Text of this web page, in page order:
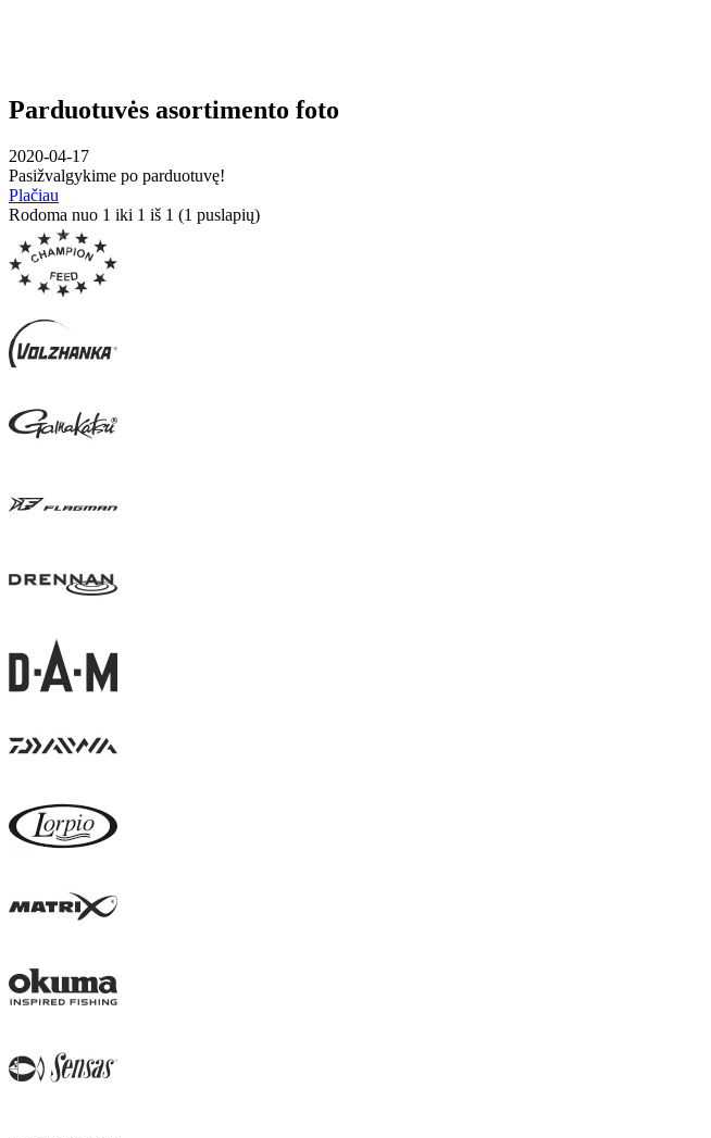
Parduotuvės asortimento foto
2020-04-17
Pasižvalgykime po parduotuvę!
Plačiau
Rodoma nuo 1 iki 1 iš 1 (1 puslapių)